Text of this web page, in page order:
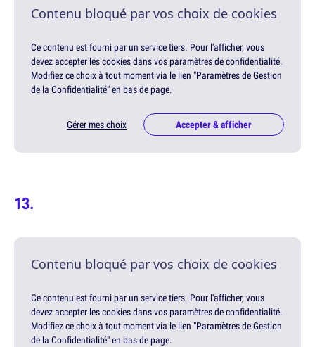
Contenu bloqué par vos choix de cookies
Ce contenu est fourni par un service tiers. Pour l'afficher, vous
devez accepter les cookies dans vos paramètres de confidentialité.
Modifiez ce choix à tout moment via le lien "Paramètres de Gestion
de la Confidentialité" en bas de page.
Gérer mes choix Accepter & afficher
Contenu bloqué par vos choix de cookies
Ce contenu est fourni par un service tiers. Pour l'afficher, vous
devez accepter les cookies dans vos paramètres de confidentialité.
Modifiez ce choix à tout moment via le lien "Paramètres de Gestion
de la Confidentialité" en bas de page.